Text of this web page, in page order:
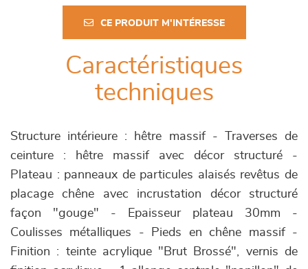
CE PRODUIT M'INTÉRESSE
Caractéristiques
techniques
Structure intérieure : hêtre massif - Traverses de
ceinture : hêtre massif avec décor structuré -
Plateau : panneaux de particules alaisés revêtus de
placage chêne avec incrustation décor structuré
façon "gouge" - Epaisseur plateau 30mm -
Coulisses métalliques - Pieds en chêne massif -
Finition : teinte acrylique "Brut Brossé", vernis de